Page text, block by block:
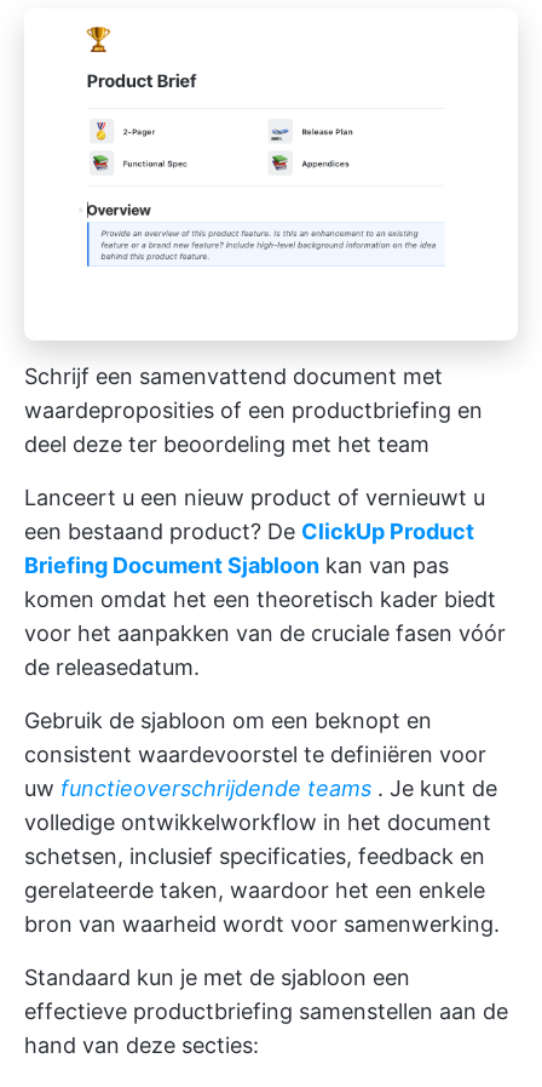
Schrijf een samenvattend document met
waardeproposities of een productbriefing en
deel deze ter beoordeling met het team
Lanceert u een nieuw product of vernieuwt u
een bestaand product? De ClickUp Product
Briefing Document Sjabloon kan van pas
komen omdat het een theoretisch kader biedt
voor het aanpakken van de cruciale fasen vóór
de releasedatum.
Gebruik de sjabloon om een beknopt en
consistent waardevoorstel te definiëren voor
uw functieoverschrijdende teams . Je kunt de
volledige ontwikkelworkflow in het document
schetsen, inclusief specificaties, feedback en
gerelateerde taken, waardoor het een enkele
bron van waarheid wordt voor samenwerking.
Standaard kun je met de sjabloon een
effectieve productbriefing samenstellen aan de
hand van deze secties: